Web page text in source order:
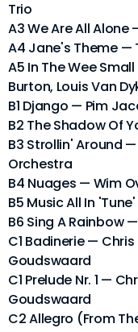
Trio
A3 We Are All Alone
A4 Jane's Theme —
A5 In The Wee
Burton, Louis Van
B1 Django — Pim
B2 The Shadow Of
B3 Strollin' Around
Orchestra
B4 Nuages — Wim
B5 Music All In
B6 Sing A Rainbow
C1 Badinerie — Chris
Goudswaard
C1 Prelude Nr. 1 —
Goudswaard
C2 Allegro (From